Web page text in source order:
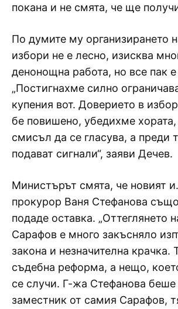
покана и не смята, че ще
По думите му организирането
избори не е лесно, изисква
денонощна работа, но все пак
„Постигнахме силно
купения вот. Доверието в
бе повишено, убедихме
смисъл да се гласува, а преди
подават сигнали“, заяви Дечев.
Министърът смята, че новият
прокурор Ваня Стефанова
подаде оставка. „Оттеглянето
Сарафов е много закъсняло
закона и незначителна крачка.
съдебна реформа, а нещо,
се случи. Г-жа Стефанова беше
заместник от самия Сарафов,